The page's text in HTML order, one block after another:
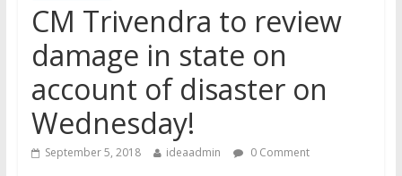
CM Trivendra to review
damage in state on
account of disaster on
Wednesday!
September 5, 2018 ideaadmin 0 Comment